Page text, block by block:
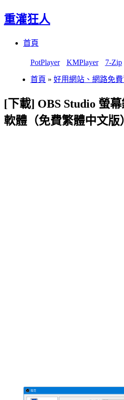
重灌狂人
首頁
PotPlayer KMPlayer 7-Zip
首頁 » 好用網站、網路免
[下載] OBS Studio 螢
軟體（免費繁體中文版